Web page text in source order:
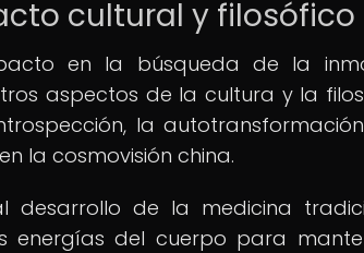
cultural y filosófico
en la búsqueda de la
aspectos de la cultura y la
la
la cosmovisión china.
desarrollo de la medicina
energías del cuerpo para